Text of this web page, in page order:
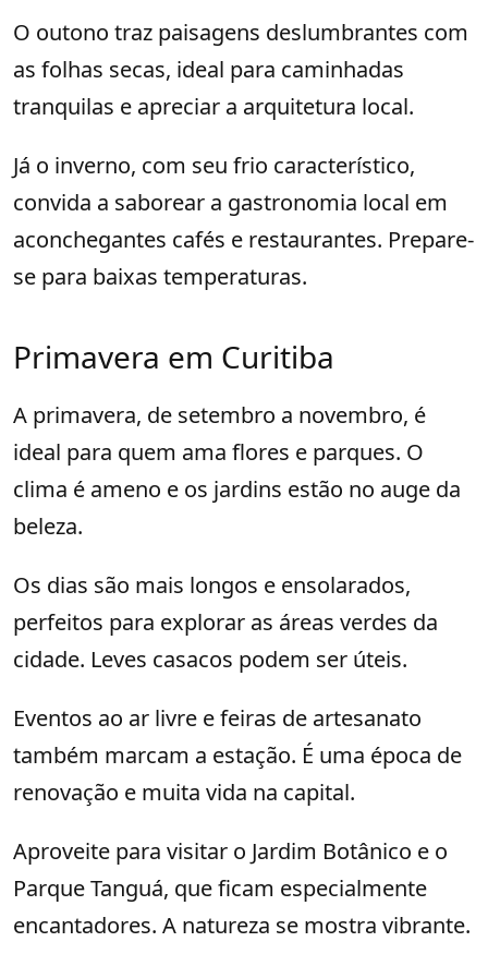
O outono traz paisagens deslumbrantes com
as folhas secas, ideal para caminhadas
tranquilas e apreciar a arquitetura local.
Já o inverno, com seu frio característico,
convida a saborear a gastronomia local em
aconchegantes cafés e restaurantes. Prepare-
se para baixas temperaturas.
Primavera em Curitiba
A primavera, de setembro a novembro, é
ideal para quem ama flores e parques. O
clima é ameno e os jardins estão no auge da
beleza.
Os dias são mais longos e ensolarados,
perfeitos para explorar as áreas verdes da
cidade. Leves casacos podem ser úteis.
Eventos ao ar livre e feiras de artesanato
também marcam a estação. É uma época de
renovação e muita vida na capital.
Aproveite para visitar o Jardim Botânico e o
Parque Tanguá, que ficam especialmente
encantadores. A natureza se mostra vibrante.